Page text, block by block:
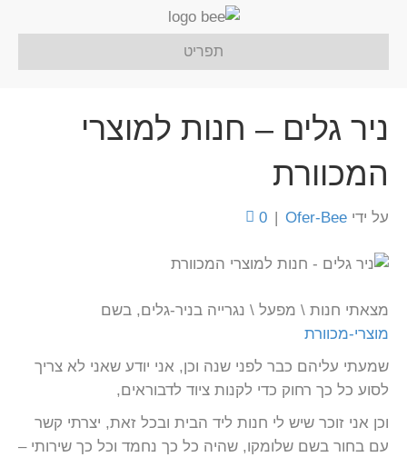
תפריט
ניר גלים – חנות למוצרי
המכוורת
על ידי Ofer-Bee
|
0
מצאתי חנות \ מפעל \ נגרייה בניר-גלים, בשם
מוצרי-מכוורת
שמעתי עליהם כבר לפני שנה וכן, אני יודע שאני לא צריך
לסוע כל כך רחוק כדי לקנות ציוד לדבוראים,
וכן אני זוכר שיש לי חנות ליד הבית ובכל זאת, יצרתי קשר
עם בחור בשם שלומקו, שהיה כל כך נחמד וכל כך שירותי –